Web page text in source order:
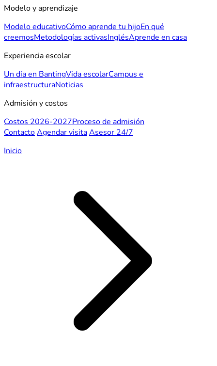
Modelo y aprendizaje
Modelo educativoCómo aprende tu hijoEn qué
creemosMetodologías activasInglésAprende en casa
Experiencia escolar
Un día en BantingVida escolarCampus e
infraestructuraNoticias
Admisión y costos
Costos 2026-2027Proceso de admisión
ContactoAgendar visitaAsesor 24/7
Inicio